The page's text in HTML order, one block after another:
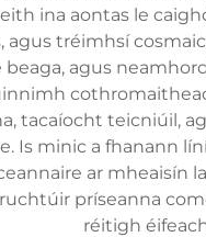
ina aontas le
tréimhsí
agus
tacaíocht teicniúil,
Is minic a fhanann
ar mheaisín
príseanna
réitigh